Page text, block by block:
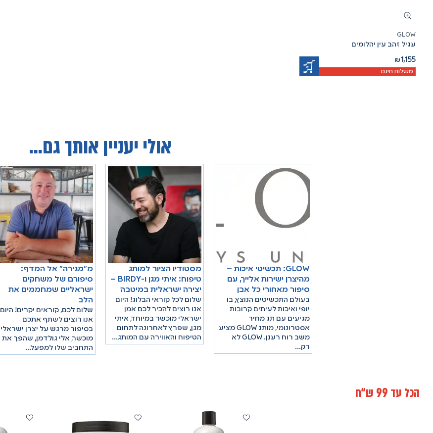
GLOW
עגיל זהב עין יהלומים
₪1,155
משלוח חינם
אולי יעניין אותך גם...
GLOW: תכשיטי איכות –
מהיצרן ישירות אלייך, עם
סיפור מאחורי כל אבן
בעולם התכשיטים הנוצץ, בו
יופי ואיכות לעיתים קרובות
מגיעים עם תג מחיר
אסטרונומי, מותג GLOW מציע
משב רוח רענן. GLOW לא
רק…
מסטודיו הציור למותג
טיפוח: איתי מגן ו-BIRDY –
יצירה ישראלית במיטבה
שלום לכל קוראי הבלוג! היום
אנו רוצים להכיר לכם אמן
ישראלי מוכשר במיוחד, איתי
מגן, שפרץ לאחרונה לתחום
הטיפוח והאווירה עם המותג…
מ"מגירה" אל המדף:
סיפורם של משחקים
ישראליים שמחממים את
הלב
שלום לכם, קוראים יקרים! היום
אנו רוצים לשתף אתכם
בסיפור מרגש על יצרן ישראלי
מוכשר, אלי גולדמן, שהפך את
התחביב שלו למפעל…
הכל עד 99 ש"ח